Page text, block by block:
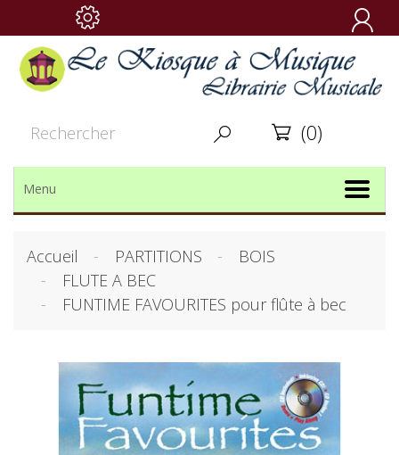

  (0)
Menu
Accueil PARTITIONS
BOIS
FLUTE A BEC
FUNTIME FAVOURITES pour flûte à bec